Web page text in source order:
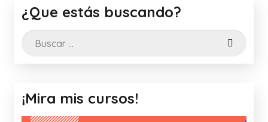
¿Que estás buscando?
Buscar:
¡Mira mis cursos!